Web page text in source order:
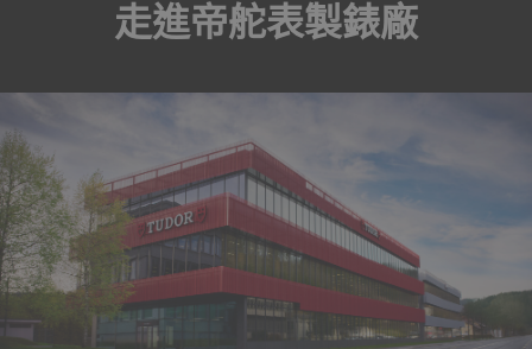
走進帝舵表製錶廠